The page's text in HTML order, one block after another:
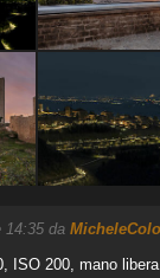
14:35 da
ISO 200, mano libera.